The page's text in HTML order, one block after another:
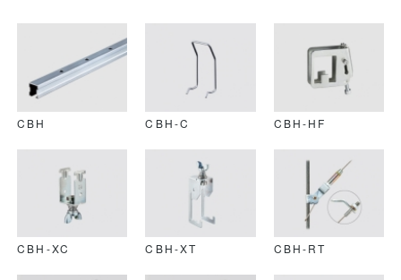
CBH CBH-C CBH-HF
CBH-XC CBH-XT CBH-RT